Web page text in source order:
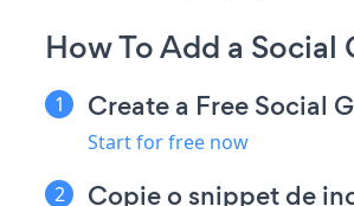
How To Add a
Create a Free Social
Start for free now
Copie o snippet de